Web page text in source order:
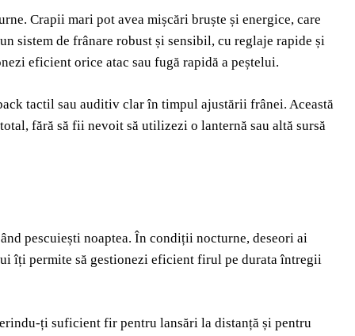
Crapii mari pot avea mișcări bruște și energice, care
sistem de frânare robust și sensibil, cu reglaje rapide și
eficient orice atac sau fugă rapidă a peștelui.
tactil sau auditiv clar în timpul ajustării frânei. Această
fără să fii nevoit să utilizezi o lanternă sau altă sursă
pescuiești noaptea. În condiții nocturne, deseori ai
îți permite să gestionezi eficient firul pe durata întregii
ți suficient fir pentru lansări la distanță și pentru